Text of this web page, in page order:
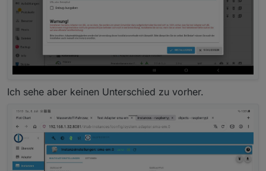
Ich sehe aber keinen Unterschied zu vorher.